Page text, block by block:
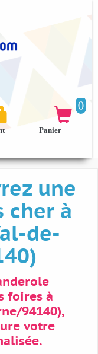
0

Panier
une
cher à
de-
foires à
94140),
votre